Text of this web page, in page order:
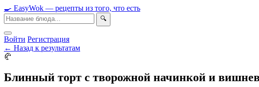
🍳 EasyWok — рецепты из того, что есть
🔍
Войти Регистрация
← Назад к результатам
🥐
Блинный торт с творожной начинкой и